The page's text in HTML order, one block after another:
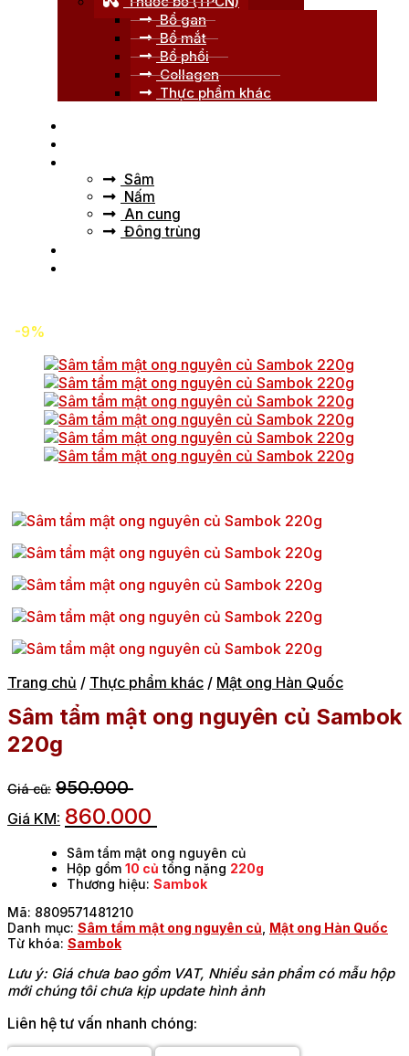
Bổ gan
Bổ mắt
Bổ phổi
Collagen
Thực phẩm khác
Sâm
Nấm
An cung
Đông trùng
-9%
Trang chủ / Thực phẩm khác / Mật ong Hàn Quốc
Sâm tẩm mật ong nguyên củ Sambok
220g
950.000
860.000
Sâm tẩm mật ong nguyên củ
Hộp gồm 10 củ tổng nặng 220g
Thương hiệu: Sambok
Mã: 8809571481210
Danh mục: Sâm tẩm mật ong nguyên củ Mật ong Hàn Quốc
Từ khóa: Sambok
Lưu ý: Giá chưa bao gồm VAT, Nhiều sản phẩm có mẫu hộp
mới chúng tôi chưa kịp update hình ảnh
Liên hệ tư vấn nhanh chóng: